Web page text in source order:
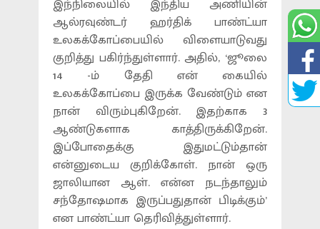
இந்நிலையில் இந்திய அணியின்
ஆல்ரவுண்டர் ஹர்திக் பாண்ட்யா
உலகக்கோப்பையில் விளையாடுவது
குறித்து பகிர்ந்துள்ளார். அதில், ‘ஜூலை
14 -ம் தேதி என் கையில்
உலகக்கோப்பை இருக்க வேண்டும் என
நான் விரும்புகிறேன். இதற்காக 3
ஆண்டுகளாக காத்திருக்கிறேன்.
இப்போதைக்கு இதுமட்டும்தான்
என்னுடைய குறிக்கோள். நான் ஒரு
ஜாலியான ஆள். என்ன நடந்தாலும்
சந்தோஷமாக இருப்பதுதான் பிடிக்கும்’
என பாண்ட்யா தெரிவித்துள்ளார்.